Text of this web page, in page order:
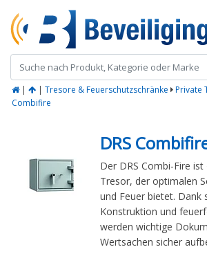
| | Tresore & Feuerschutzschränke Private
Combifire
DRS
Der DRS Combi-Fire
Tresor, der optimalen
und Feuer bietet. Dank
Konstruktion und
werden wichtige
Wertsachen sicher